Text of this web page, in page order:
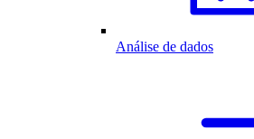
Análise de dados